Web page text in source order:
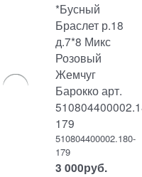
*Бусный
Браслет р.18
д.7*8 Микс
Розовый
Жемчуг
Барокко арт.
179
510804400002.180-
179
3 000руб.